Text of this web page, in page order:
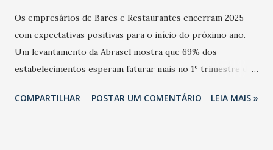
Os empresários de Bares e Restaurantes encerram 2025
com expectativas positivas para o início do próximo ano.
Um levantamento da Abrasel mostra que 69% dos
estabelecimentos esperam faturar mais no 1º trimestre de
relação ao último trimestre deste ano, 56% também
COMPARTILHAR POSTAR UM COMENTÁRIO LEIA MAIS »